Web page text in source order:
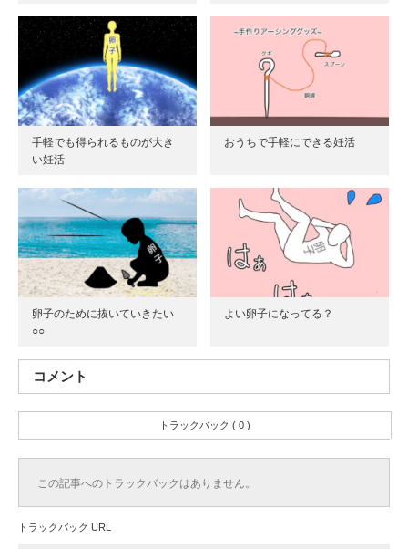
手軽でも得られるものが大き
い妊活
おうちで手軽にできる妊活
卵子のために抜いていきたい
○○
よい卵子になってる？
コメント
トラックバック ( 0 )
この記事へのトラックバックはありません。
トラックバック URL